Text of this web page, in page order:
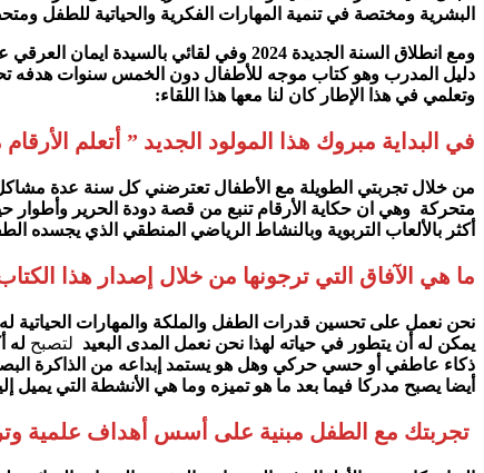
البشرية ومختصة في تنمية المهارات الفكرية والحياتية للطفل
ومع انطلاق السنة الجديدة 2024 وفي
دليل المدرب وهو كتاب موجه للأطفال دون الخمس سنوات هدفه
وتعلمي في هذا الإطار كان لنا معها هذا اللقاء:
في البداية مبروك هذا المولود الجديد ” أتعلم
من خلال تجربتي الطويلة مع الأطفال تعترضني كل سنة عدة
متحركة وهي ان حكاية الأرقام تنبع من قصة دودة الحرير وأطوار
أكثر بالألعاب التربوية وبالنشاط الرياضي المنطقي الذي يجسده
ما هي الآفاق التي ترجونها من خلال إصدار هذا
نحن نعمل على تحسين قدرات الطفل والملكة والمهارات الحياتية له
يمكن له أن يتطور في حياته لهذا نحن نعمل المدى البعيد لتصبح له
ذكاء عاطفي أو حسي حركي وهل هو يستمد إبداعه من الذاكرة
أيضا يصبح مدركا فيما بعد ما هو تميزه وما هي الأنشطة التي يميل
تجربتك مع الطفل مبنية على أسس أهداف علمية